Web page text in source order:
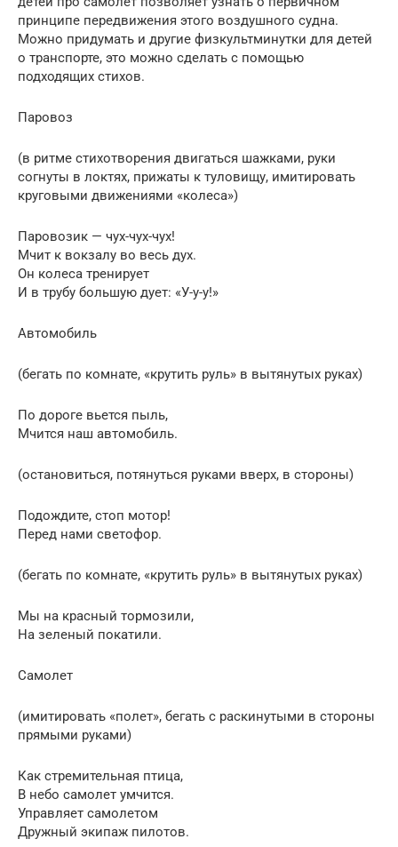
принципе передвижения этого воздушного судна.
Можно придумать и другие физкультминутки для детей
о транспорте, это можно сделать с помощью
подходящих стихов.
Паровоз
(в ритме стихотворения двигаться шажками, руки
согнуты в локтях, прижаты к туловищу, имитировать
круговыми движениями «колеса»)
Паровозик — чух-чух-чух!
Мчит к вокзалу во весь дух.
Он колеса тренирует
И в трубу большую дует: «У-у-у!»
Автомобиль
(бегать по комнате, «крутить руль» в вытянутых руках)
По дороге вьется пыль,
Мчится наш автомобиль.
(остановиться, потянуться руками вверх, в стороны)
Подождите, стоп мотор!
Перед нами светофор.
(бегать по комнате, «крутить руль» в вытянутых руках)
Мы на красный тормозили,
На зеленый покатили.
Самолет
(имитировать «полет», бегать с раскинутыми в стороны
прямыми руками)
Как стремительная птица,
В небо самолет умчится.
Управляет самолетом
Дружный экипаж пилотов.